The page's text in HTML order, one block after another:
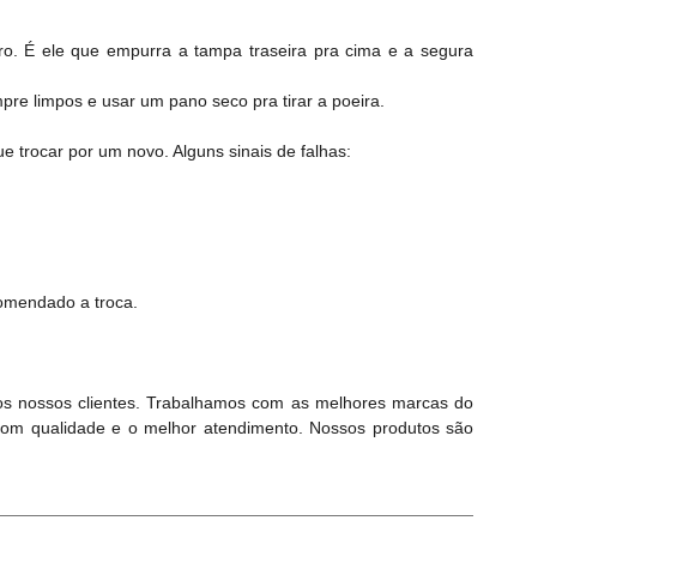
É ele que empurra a tampa traseira pra cima e a segura
limpos e usar um pano seco pra tirar a poeira.
trocar por um novo. Alguns sinais de falhas:
a troca.
nossos clientes. Trabalhamos com as melhores marcas do
qualidade e o melhor atendimento. Nossos produtos são